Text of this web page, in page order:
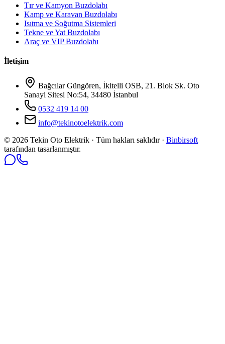
Tır ve Kamyon Buzdolabı
Kamp ve Karavan Buzdolabı
Isıtma ve Soğutma Sistemleri
Tekne ve Yat Buzdolabı
Araç ve VIP Buzdolabı
İletişim
Bağcılar Güngören, İkitelli OSB, 21. Blok Sk. Oto
Sanayi Sitesi No:54, 34480 İstanbul
0532 419 14 00
info@tekinotoelektrik.com
© 2026 Tekin Oto Elektrik · Tüm hakları saklıdır · Binbirsoft
tarafından tasarlanmıştır.